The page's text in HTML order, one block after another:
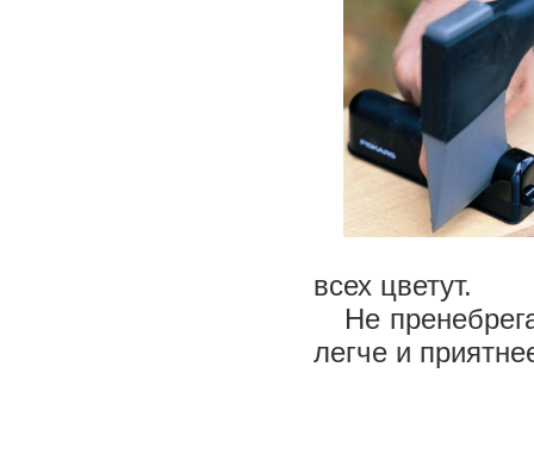
всех цветут.
Не
легче и